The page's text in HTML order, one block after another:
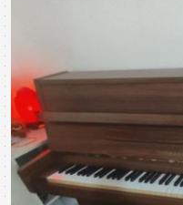
影片是我們專業認證回收
好就像去買中古車，車行
原始狀況?是否被撞?是否
況坦誠給您了解，放心喔!